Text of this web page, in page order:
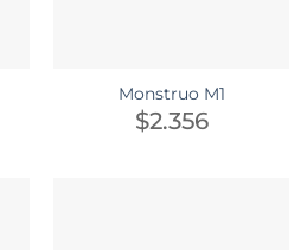
Monstruo M1
$2.356